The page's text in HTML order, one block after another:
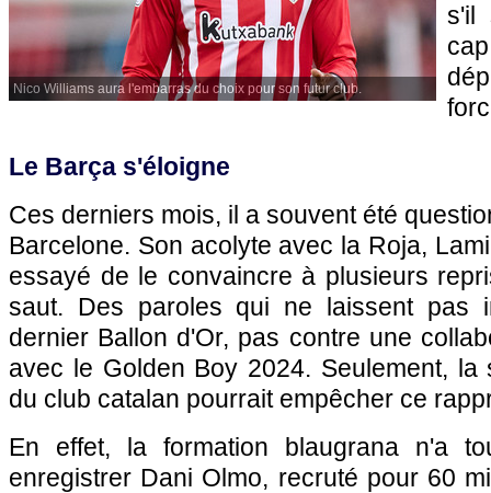
Nico Williams aura l'embarras du choix pour son futur club.
s'il
Le Barça s'éloigne
Ces derniers mois, il a souvent été
Barcelone. Son acolyte avec la Roja,
essayé de le convaincre à plusieurs
saut. Des paroles qui ne laissent pas
dernier Ballon d'Or, pas contre une
avec le Golden Boy 2024. Seulement, la
du club catalan pourrait empêcher ce
En effet, la formation blaugrana n'a
enregistrer Dani Olmo, recruté pour 60